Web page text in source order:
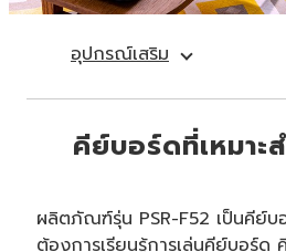
อุปกรณ์เสริม
คีย์บอร์ดที่เหมาะ
ผลิตภัณฑ์รุ่น PSR-F52 เป็นคีย์บ
ต้องการเรียนรู้การเล่นคีย์บอร์ด